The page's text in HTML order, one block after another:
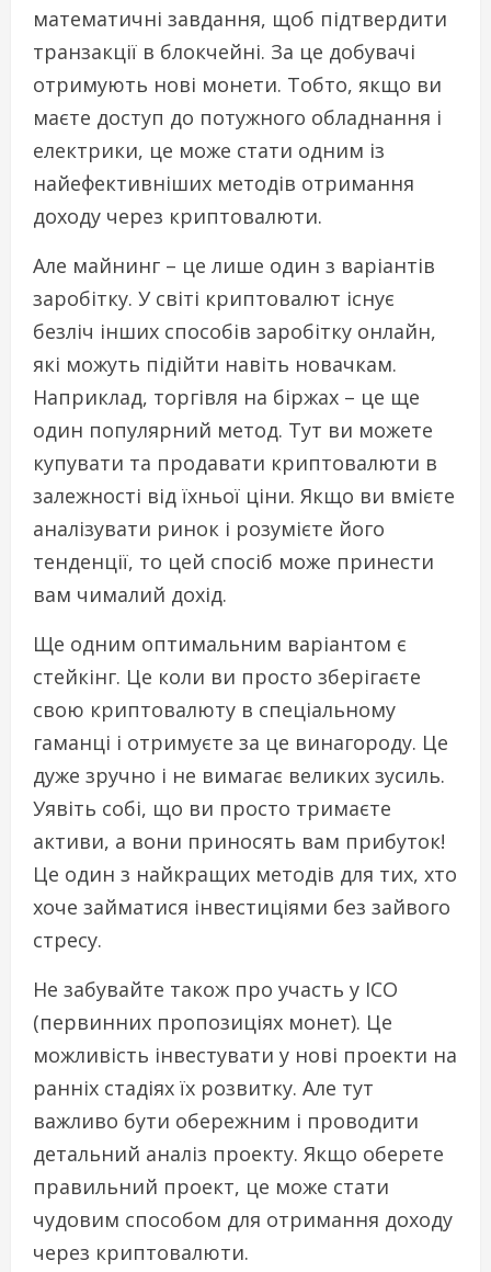
математичні завдання, щоб підтвердити
транзакції в блокчейні. За це добувачі
отримують нові монети. Тобто, якщо ви
маєте доступ до потужного обладнання і
електрики, це може стати одним із
найефективніших методів отримання
доходу через криптовалюти.
Але майнинг – це лише один з варіантів
заробітку. У світі криптовалют існує
безліч інших способів заробітку онлайн,
які можуть підійти навіть новачкам.
Наприклад, торгівля на біржах – це ще
один популярний метод. Тут ви можете
купувати та продавати криптовалюти в
залежності від їхньої ціни. Якщо ви вмієте
аналізувати ринок і розумієте його
тенденції, то цей спосіб може принести
вам чималий дохід.
Ще одним оптимальним варіантом є
стейкінг. Це коли ви просто зберігаєте
свою криптовалюту в спеціальному
гаманці і отримуєте за це винагороду. Це
дуже зручно і не вимагає великих зусиль.
Уявіть собі, що ви просто тримаєте
активи, а вони приносять вам прибуток!
Це один з найкращих методів для тих, хто
хоче займатися інвестиціями без зайвого
стресу.
Не забувайте також про участь у ICO
(первинних пропозиціях монет). Це
можливість інвестувати у нові проекти на
ранніх стадіях їх розвитку. Але тут
важливо бути обережним і проводити
детальний аналіз проекту. Якщо оберете
правильний проект, це може стати
чудовим способом для отримання доходу
через криптовалюти.